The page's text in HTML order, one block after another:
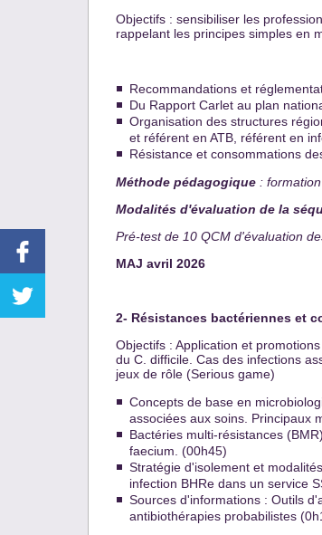
Objectifs : sensibiliser les
rappelant les principes simples en
Recommandations et
Du Rapport Carlet au plan
Organisation des structures
et référent en ATB, référent en
Résistance et consommations
Méthode pédagogique :
Modalités d'évaluation de la
Pré-test de 10 QCM d'évaluation
MAJ avril 2026
2- Résistances bactériennes et
Objectifs : Application et
du C. difficile. Cas des infections
jeux de rôle (Serious game)
Concepts de base en
associées aux soins. Principaux
Bactéries multi-résistances
faecium. (00h45)
Stratégie d'isolement et
infection BHRe dans un service
Sources d'informations : Outils
antibiothérapies probabilistes